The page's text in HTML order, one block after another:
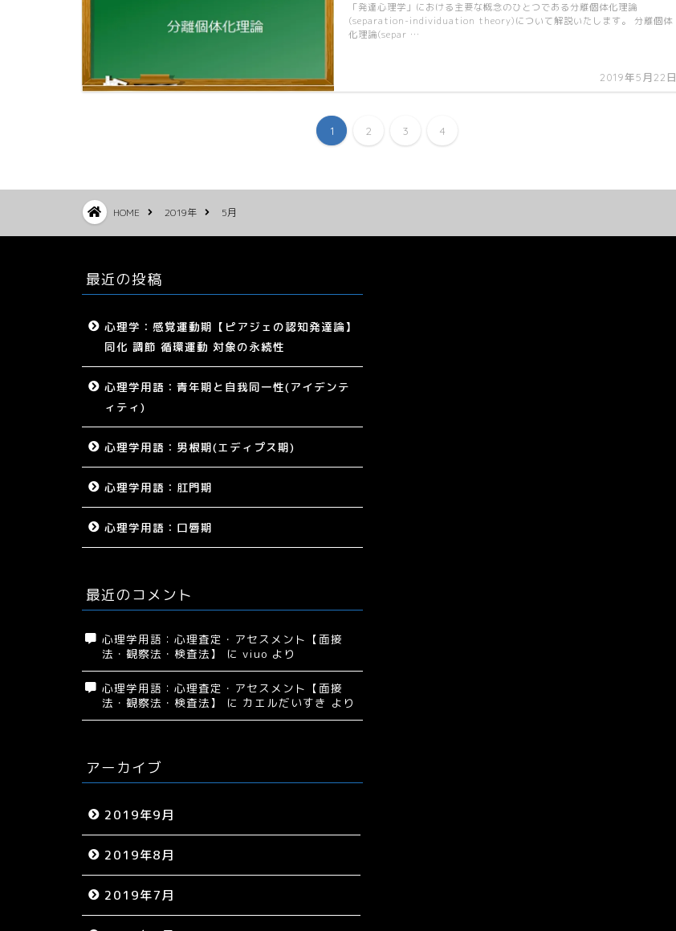
2019年5月22日
「発達心理学」における主要な概念のひとつである分離個体化理論
(separation-individuation theory)について解説いたします。 分離個体
化理論(separ …
1 2 3 4
HOME 2019年 5月
最近の投稿
心理学：感覚運動期【ピアジェの認知発達論】
同化 調節 循環運動 対象の永続性
心理学用語：青年期と自我同一性(アイデンテ
ィティ)
心理学用語：男根期(エディプス期)
心理学用語：肛門期
心理学用語：口唇期
最近のコメント
心理学用語：心理査定・アセスメント【面接
法・観察法・検査法】
に viuo より
心理学用語：心理査定・アセスメント【面接
法・観察法・検査法】
に カエルだいすき より
アーカイブ
2019年9月
2019年8月
2019年7月